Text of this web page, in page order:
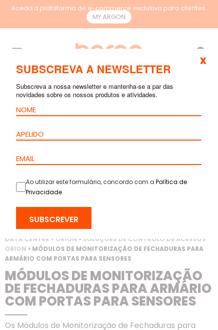
Aceda à plataforma de e-commerce exclusiva para clientes.
MY.ARGON
INÍCIO>PRODUTOS>RACKS & CONFINAMENTO
DATA CENTER - ORION > SOLUÇÕES DE CONTROLO DE ACESSOS
ORION > MÓDULOS DE MONITORIZAÇÃO DE FECHADURAS PARA
ARMÁRIO COM PORTAS PARA SENSORES
MÓDULOS DE MONITORIZAÇÃO
DE FECHADURAS PARA ARMÁRIO
COM PORTAS PARA SENSORES
Os Módulos de Monitorização de Fechaduras para
SUBSCREVA A NEWSLETTER
Subscreva a nossa newsletter e mantenha-se a par das
novidades sobre os nossos produtos e atividades.
Ao utilizar este formulário, concordo com a Política de
Privacidade.
SUBSCREVER
x